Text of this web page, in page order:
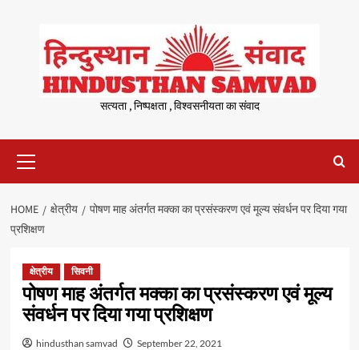
content
सत्यता , निष्पक्षता , विश्वसनीयता का संवाद
Menu
HOME क्षेत्रीय
पोषण माह अंतर्गत मक्का का प्रसंस्करण एवं मूल्य संवर्धन पर दिया गया
प्रशिक्षण
क्षेत्रीय सिवनी
पोषण माह अंतर्गत मक्का का प्रसंस्करण एवं मूल्य
संवर्धन पर दिया गया प्रशिक्षण
hindusthan samvad September 22, 2021